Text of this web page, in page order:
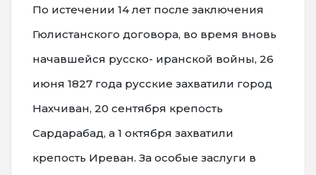
По истечении 14 лет после заключения
Гюлистанского договора, во время вновь
начавшейся русско- иранской войны, 26
июня 1827 года русские захватили город
Нахчиван, 20 сентября крепость
Сардарабад, а 1 октября захватили
крепость Иреван. За особые заслуги в